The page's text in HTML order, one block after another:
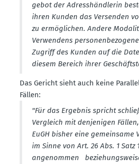
gebot der Adress­händ­lerin
ihren Kunden das Versenden
zu ermög­lichen. Andere
Verwendens
Zugriff des Kunden auf die
diesem Bereich ihrer
Das Gericht sieht auch keine
Fällen:
"Für das Ergebnis spricht
Vergleich mit denje­nigen
EuGH bisher eine
im Sinne von Art. 26 Abs. 1 Satz
angenommen